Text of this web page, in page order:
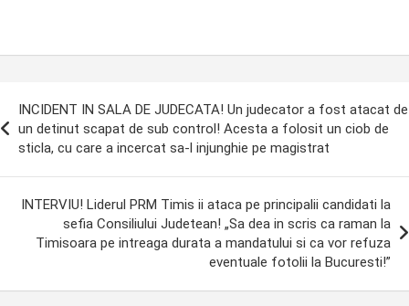
INCIDENT IN SALA DE JUDECATA! Un judecator a fost atacat de
un detinut scapat de sub control! Acesta a folosit un ciob de
sticla, cu care a incercat sa-l injunghie pe magistrat
INTERVIU! Liderul PRM Timis ii ataca pe principalii candidati la
sefia Consiliului Judetean! „Sa dea in scris ca raman la
Timisoara pe intreaga durata a mandatului si ca vor refuza
eventuale fotolii la Bucuresti!”